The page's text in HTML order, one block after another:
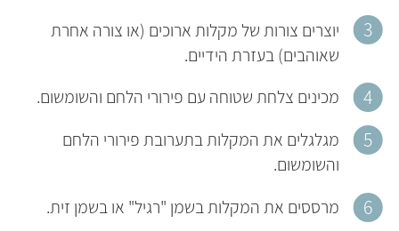
יוצרים צורות של מקלות ארוכים (או צורה אחרת
שאוהבים) בעזרת הידיים.
מכינים צלחת שטוחה עם פירורי הלחם והשומשום.
מגלגלים את המקלות בתערובת פירורי הלחם
והשומשום.
מרססים את המקלות בשמן "רגיל" או בשמן זית.